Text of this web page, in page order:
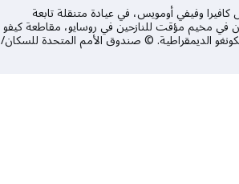
وفيفي أومويس، في عيادة متنقلة تابعة
في مخيم مؤقت للنازحين في روسايو، مقاطعة كيفو
الديمقراطية. © صندوق الأمم المتحدة للسكان/